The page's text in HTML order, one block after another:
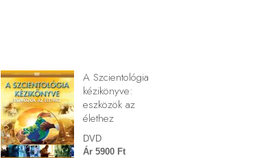
A Szcientológia
kézikönyve:
eszközök az
élethez
DVD
Ár 5900 Ft